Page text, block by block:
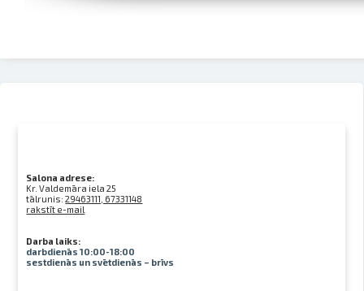
Salona adrese:
Kr. Valdemāra iela 25
tālrunis:29463111, 67331148
rakstīt e-mail
Darba laiks:
darbdienās 10:00-18:00
sestdienās un svētdienās – brīvs